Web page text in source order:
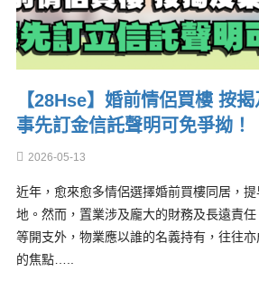
【28Hse】婚前情侶買樓 按
事先訂金信託聲明可免爭拗！
2026-05-13
近年，愈來愈多情侶選擇婚前買樓同居，
地。然而，置業涉及龐大的財務及長遠責
等開支外，物業應以誰的名義持有，往往
的焦點…..